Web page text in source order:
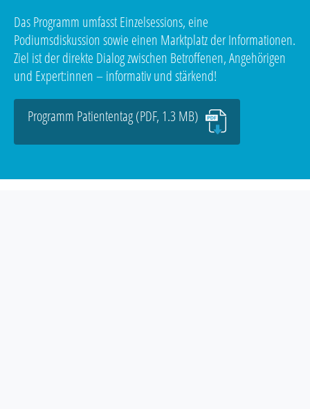
Das Programm umfasst Einzelsessions, eine
Podiumsdiskussion sowie einen Marktplatz der Informationen.
Ziel ist der direkte Dialog zwischen Betroffenen, Angehörigen
und Expert:innen – informativ und stärkend!
Programm Patiententag (PDF, 1.3 MB)